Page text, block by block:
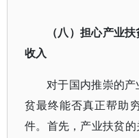
（八）担心产业
收入
对于国内推崇的
贫最终能否真正帮助
件。首先，产业扶贫